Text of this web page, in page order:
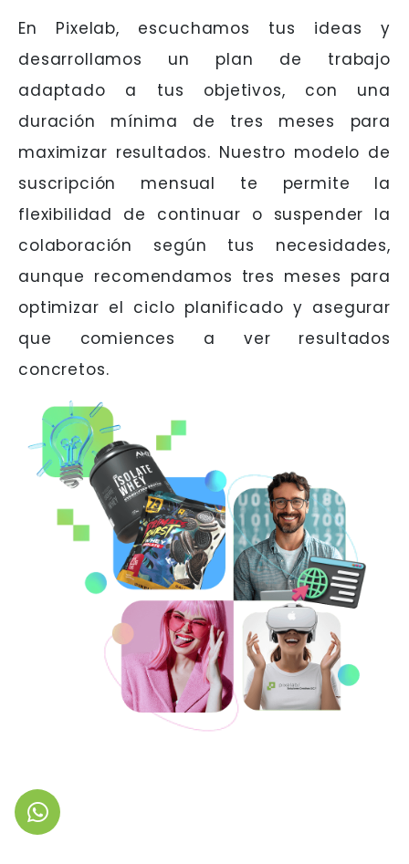
En Pixelab, escuchamos tus ideas y
desarrollamos un plan de trabajo
adaptado a tus objetivos, con una
duración mínima de tres meses para
maximizar resultados. Nuestro modelo de
suscripción mensual te permite la
flexibilidad de continuar o suspender la
colaboración según tus necesidades,
aunque recomendamos tres meses para
optimizar el ciclo planificado y asegurar
que comiences a ver resultados
concretos.